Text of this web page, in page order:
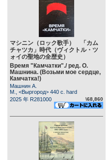
マシニン（ロック歌手） 「カム
チャツカ」時代（ヴィクトル・ツ
ォイの聖地の全歴史）
Время "Камчатки"./ ред. О.
Машнина. (Возьми мое сердце,
Камчатка!)
Машнин А.
М., <Выргород> 440 c. hard
2025 年 R281000
\68,860